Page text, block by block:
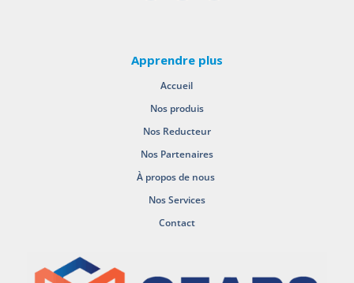
Apprendre plus
Accueil
Nos produis
Nos Reducteur
Nos Partenaires
À propos de nous
Nos Services
Contact